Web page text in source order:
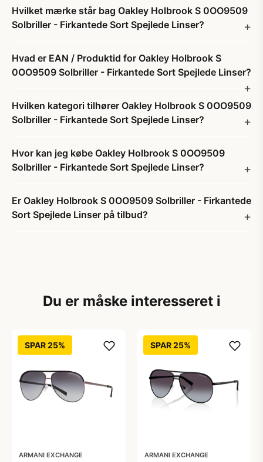
Hvilket mærke står bag Oakley Holbrook S 0OO9509
Solbriller - Firkantede Sort Spejlede Linser?
Hvad er EAN / Produktid for Oakley Holbrook S
0OO9509 Solbriller - Firkantede Sort Spejlede Linser?
Hvilken kategori tilhører Oakley Holbrook S 0OO9509
Solbriller - Firkantede Sort Spejlede Linser?
Hvor kan jeg købe Oakley Holbrook S 0OO9509
Solbriller - Firkantede Sort Spejlede Linser?
Er Oakley Holbrook S 0OO9509 Solbriller - Firkantede
Sort Spejlede Linser på tilbud?
Du er måske interesseret i
SPAR 25%
ARMANI EXCHANGE
SPAR 25%
ARMANI EXCHANGE